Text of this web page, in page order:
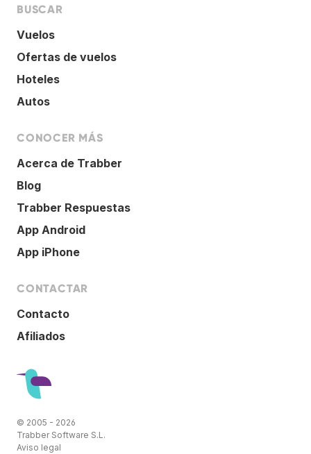
BUSCAR
Vuelos
Ofertas de vuelos
Hoteles
Autos
CONOCER MÁS
Acerca de Trabber
Blog
Trabber Respuestas
App Android
App iPhone
CONTACTAR
Contacto
Afiliados
© 2005 - 2026
Trabber Software S.L.
Aviso legal